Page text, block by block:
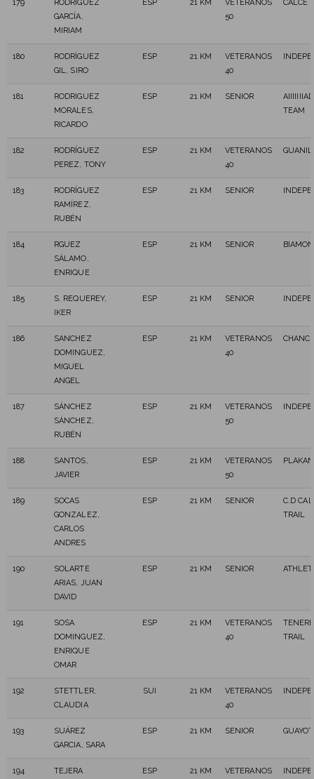
179
RODRÍGUEZ
GARCÍA,
MIRIAM
ESP 21 KM
VETERANOS
50
CALCE
180
RODRÍGUEZ
GIL, SIRO
ESP 21 KM
VETERANOS
40
181
RODRIGUEZ
MORALES,
RICARDO
ESP 21 KM SENIOR
TEAM
182
RODRÍGUEZ
PEREZ, TONY
ESP 21 KM
VETERANOS
40
183
RODRÍGUEZ
RAMÍREZ,
RUBÉN
ESP 21 KM SENIOR
184
RGUEZ
SÁLAMO,
ENRIQUE
ESP 21 KM SENIOR
185
S. REQUEREY,
IKER
ESP 21 KM SENIOR
186
SANCHEZ
DOMINGUEZ,
MIGUEL
ANGEL
ESP 21 KM
VETERANOS
40
187
SÁNCHEZ
SÁNCHEZ,
RUBÉN
ESP 21 KM
VETERANOS
50
188
SANTOS,
JAVIER
ESP 21 KM
VETERANOS
50
189
SOCAS
GONZALEZ,
CARLOS
ANDRES
ESP 21 KM SENIOR
C.D
TRAIL
190
SOLARTE
ARIAS, JUAN
DAVID
ESP 21 KM SENIOR
191
SOSA
DOMINGUEZ,
ENRIQUE
OMAR
ESP 21 KM
VETERANOS
40
TRAIL
192
STETTLER,
CLAUDIA
SUI 21 KM
VETERANOS
40
193
SUÁREZ
GARCIA, SARA
ESP 21 KM SENIOR
194
TEJERA
ESP 21 KM
VETERANOS